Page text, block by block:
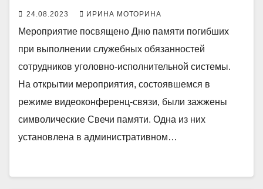
24.08.2023 ИРИНА МОТОРИНА
Мероприятие посвящено Дню памяти погибших
при выполнении служебных обязанностей
сотрудников уголовно-исполнительной системы.
На открытии мероприятия, состоявшемся в
режиме видеоконференц-связи, были зажжены
символические Свечи памяти. Одна из них
установлена в административном…